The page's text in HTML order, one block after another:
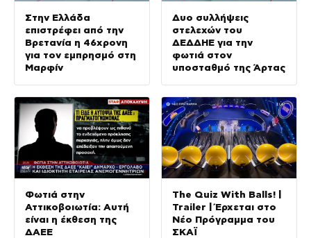
Στην Ελλάδα
επιστρέφει από την
Βρετανία η 46χρονη
για τον εμπρησμό στη
Μαρφίν
Δυο συλλήψεις
στελεχών του
ΔΕΔΔΗΕ για την
φωτιά στον
υποσταθμό της Άρτας
Φωτιά στην
Αττικοβοιωτία: Αυτή
είναι η έκθεση της
ΔΑΕΕ
The Quiz With Balls! |
Trailer | Έρχεται στο
Νέο Πρόγραμμα του
ΣΚΑΪ